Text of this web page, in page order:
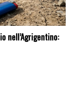
nell’Agrigentino: